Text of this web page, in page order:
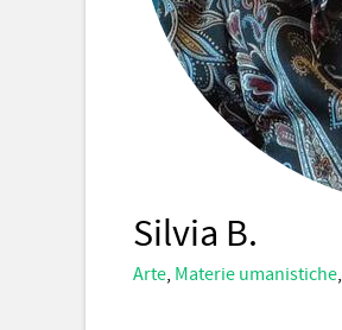
Silvia B.
Arte, Materie umanistiche,